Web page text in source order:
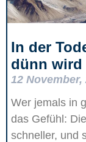
In der
dünn wird
12 November,
Wer jemals in
das Gefühl:
schneller, und